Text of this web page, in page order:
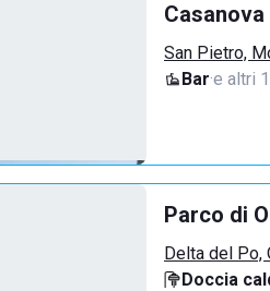
Casanova
San Pietro,
Bar·e altri
Parco di
Delta del Po,
Doccia